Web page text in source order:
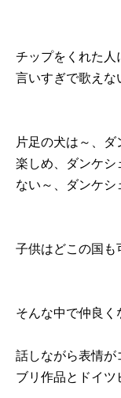
チップをくれた人
言いすぎで歌えな
片足の犬は～、ダ
楽しめ、ダンケシ
ない～、ダンケシ
子供はどこの国も
そんな中で仲良く
話しながら表情が
ブリ作品とドイツ